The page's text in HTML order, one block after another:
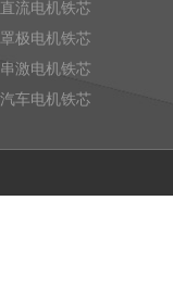
直流电机铁芯
罩极电机铁芯
串激电机铁芯
汽车电机铁芯